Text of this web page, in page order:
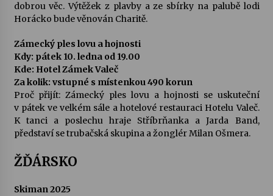
dobrou věc. Výtěžek z plavby a ze sbírky na palubě lodi
Horácko bude věnován Charitě.
Zámecký ples lovu a hojnosti
Kdy: pátek 10. ledna od 19.00
Kde: Hotel Zámek Valeč
Za kolik: vstupné s místenkou 490 korun
Proč přijít: Zámecký ples lovu a hojnosti se uskuteční
v pátek ve velkém sále a hotelové restauraci Hotelu Valeč.
K tanci a poslechu hraje Stříbrňanka a Jarda Band,
představí se trubačská skupina a žonglér Milan Ošmera.
ŽĎÁRSKO
Skiman 2025